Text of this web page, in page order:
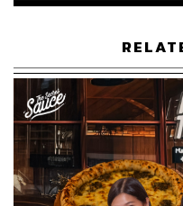
วันนี้เราจึงจะพาไปดูกันว่า
เพียง 4 ชั่วโมง เธอจะเลือ
‘4 HOURS LIFE with โบ
เนื้อที่อยากแนะนำสำหรับส